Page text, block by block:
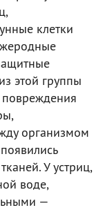
клетки
этой группы
организмом
У устриц,
воде,
—